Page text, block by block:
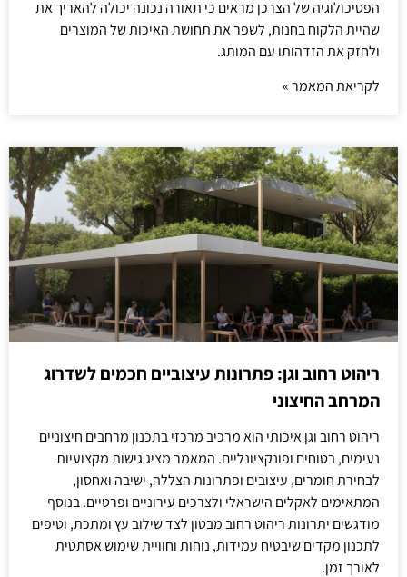
הפסיכולוגיה של הצרכן מראים כי תאורה נכונה יכולה להאריך את
שהיית הלקוח בחנות, לשפר את תחושת האיכות של המוצרים
ולחזק את הזדהותו עם המותג.
לקריאת המאמר »
ריהוט רחוב וגן: פתרונות עיצוביים חכמים לשדרוג
המרחב החיצוני
ריהוט רחוב וגן איכותי הוא מרכיב מרכזי בתכנון מרחבים חיצוניים
נעימים, בטוחים ופונקציונליים. המאמר מציג גישות מקצועיות
לבחירת חומרים, עיצובים ופתרונות הצללה, ישיבה ואחסון,
המתאימים לאקלים הישראלי ולצרכים עירוניים ופרטיים. בנוסף
מודגשים יתרונות ריהוט רחוב מבטון לצד שילוב עץ ומתכת, וטיפים
לתכנון מקדים שיבטיח עמידות, נוחות וחוויית שימוש אסתטית
לאורך זמן.